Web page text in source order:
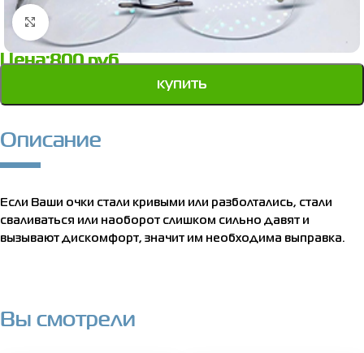
Нажмите, чтобы увеличить
Цена:800руб.
купить
Описание
Если Ваши очки стали кривыми или разболтались, стали
сваливаться или наоборот слишком сильно давят и
вызывают дискомфорт, значит им необходима выправка.
Вы смотрели